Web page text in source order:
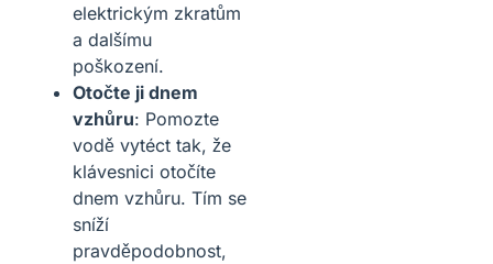
elektrickým zkratům
a dalšímu
poškození.
Otočte ji dnem
vzhůru: Pomozte
vodě vytéct tak, že
klávesnici otočíte
dnem vzhůru. Tím se
sníží
pravděpodobnost,